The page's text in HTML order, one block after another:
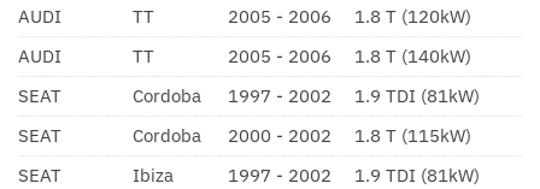
AUDI
TT 2005 - 2006
1.8 T (120kW)
AUDI
TT 2005 - 2006
1.8 T (140kW)
SEAT
Cordoba 1997 - 2002
1.9 TDI (81kW)
SEAT
Cordoba 2000 - 2002
1.8 T (115kW)
SEAT
Ibiza 1997 - 2002
1.9 TDI (81kW)